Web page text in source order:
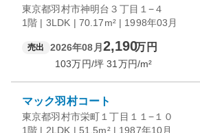
東京都羽村市神明台３丁目１−４
1階 | 3LDK | 70.17m² | 1998年03月
売出 2026年08月 2,190万円
103万円/坪 31 万円/m²
マック羽村コート
東京都羽村市栄町１丁目１１−１０
1階 | 2LDK | 51.5m² | 1987年10月